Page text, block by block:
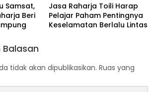
Samsat,
Beri
Jasa Raharja Toili Harap
Pelajar Paham Pentingnya
Keselamatan Berlalu Lintas
tidak akan dipublikasikan. Ruas yang